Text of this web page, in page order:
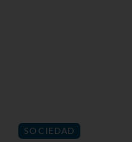
SOCIEDAD